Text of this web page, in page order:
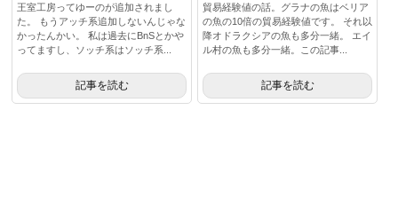
貿易経験値の話。グラナの魚はベリア
の魚の10倍の貿易経験値です。 それ以
降オドラクシアの魚も多分一緒。 エイ
ル村の魚も多分一緒。この記事...
記事を読む
王室工房ってゆーのが追加されまし
た。 もうアッチ系追加しないんじゃな
かったんかい。 私は過去にBnSとかや
ってますし、ソッチ系はソッチ系...
記事を読む